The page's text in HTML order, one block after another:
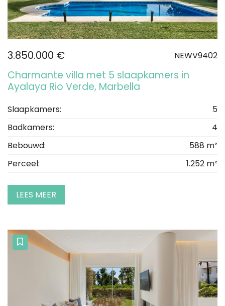
3.850.000 € NEWV9402
Charmante villa met 5 slaapkamers in
Ayalaya Rio Verde, Marbella
Slaapkamers:
5
Badkamers:
4
Bebouwd:
588 m²
Perceel:
1.252 m²
LEES MEER